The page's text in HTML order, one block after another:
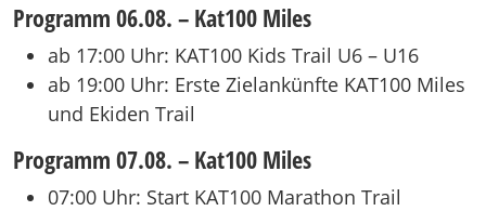
Programm 06.08. – Kat100 Miles
ab 17:00 Uhr: KAT100 Kids Trail U6 – U16
ab 19:00 Uhr: Erste Zielankünfte KAT100 Miles
und Ekiden Trail
Programm 07.08. – Kat100 Miles
07:00 Uhr: Start KAT100 Marathon Trail